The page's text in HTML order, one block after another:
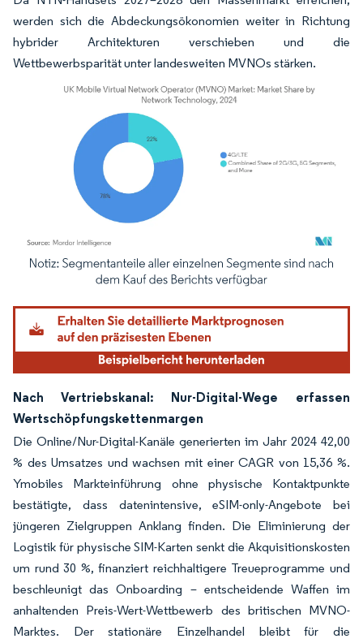
werden sich die Abdeckungsökonomien weiter in Richtung
hybrider Architekturen verschieben und die
Wettbewerbsparität unter landesweiten MVNOs stärken.
Bild © Mordor Intelligence. Wiederverwendung erfordert Namensnennung
Nach Vertriebskanal: Nur-Digital-Wege erfassen
Wertschöpfungskettenmargen
Die Online/Nur-Digital-Kanäle generierten im Jahr 2024 42,00
% des Umsatzes und wachsen mit einer CAGR von 15,36 %.
Ymobiles Markteinführung ohne physische Kontaktpunkte
bestätigte, dass datenintensive, eSIM-only-Angebote bei
jüngeren Zielgruppen Anklang finden. Die Eliminierung der
Logistik für physische SIM-Karten senkt die Akquisitionskosten
um rund 30 %, finanziert reichhaltigere Treueprogramme und
beschleunigt das Onboarding – entscheidende Waffen im
anhaltenden Preis-Wert-Wettbewerb des britischen MVNO-
Marktes. Der stationäre Einzelhandel bleibt für die